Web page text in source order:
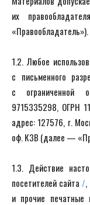
их
«Правообладатель»).
1.2. Любое
с письменного
с ограниченной
9715335298, ОГРН
адрес: 127576, г.
оф. К3В (далее —
1.3. Действие
посетителей сайта /,
и прочие печатные